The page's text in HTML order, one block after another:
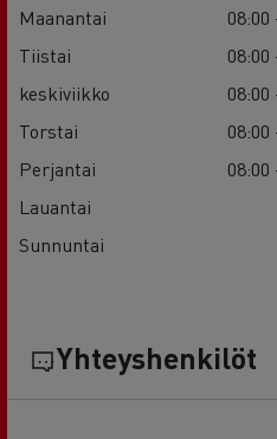
Maanantai
08:00
Tiistai
08:00
keskiviikko
08:00
Torstai
08:00
Perjantai
08:00
Lauantai
Sunnuntai
Yhteyshenkilöt